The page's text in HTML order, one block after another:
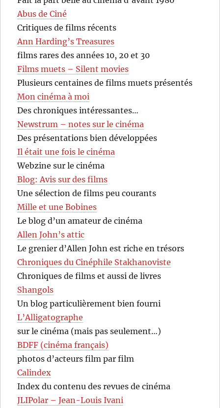
Abus de Ciné
Critiques de films récents
Ann Harding’s Treasures
films rares des années 10, 20 et 30
Films muets – Silent movies
Plusieurs centaines de films muets présentés
Mon cinéma à moi
Des chroniques intéressantes…
Newstrum – notes sur le cinéma
Des présentations bien développées
Il était une fois le cinéma
Webzine sur le cinéma
Blog: Avis sur des films
Une sélection de films peu courants
Mille et une Bobines
Le blog d’un amateur de cinéma
Allen John’s attic
Le grenier d’Allen John est riche en trésors
Chroniques du Cinéphile Stakhanoviste
Chroniques de films et aussi de livres
Shangols
Un blog particulièrement bien fourni
L’Alligatographe
sur le cinéma (mais pas seulement…)
BDFF (cinéma français)
photos d’acteurs film par film
Calindex
Index du contenu des revues de cinéma
JLIPolar – Jean-Louis Ivani